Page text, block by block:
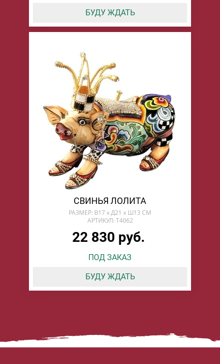
БУДУ ЖДАТЬ
СВИНЬЯ ЛОЛИТА
РАЗМЕР: В17 х Д21 х Ш13 СМ
АРТИКУЛ: T4062
22 830 руб.
ПОД ЗАКАЗ
БУДУ ЖДАТЬ